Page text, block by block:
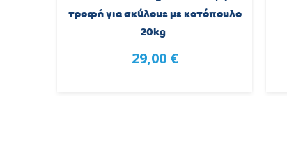
τροφή για σκύλους με κοτόπουλο
20kg
29,00 €